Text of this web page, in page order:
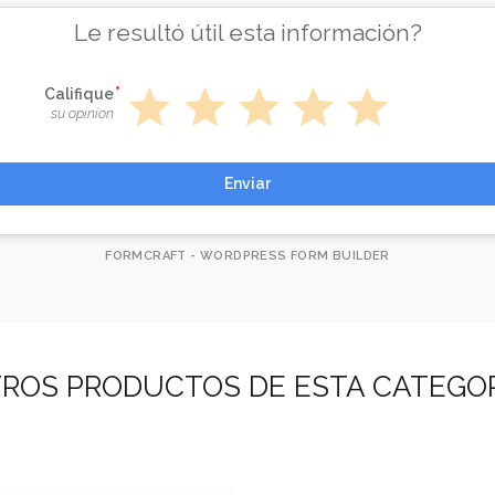
Le resultó útil esta información?
Califique
su opinion star star star star star
Enviar
FORMCRAFT - WORDPRESS FORM BUILDER
PRODUCTOS DE ESTA